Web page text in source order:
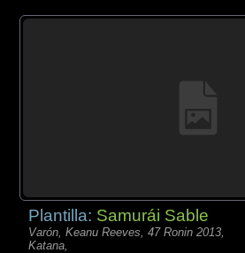
Plantilla: Samurái Sable
Varón, Keanu Reeves, 47 Ronin 2013,
Katana,